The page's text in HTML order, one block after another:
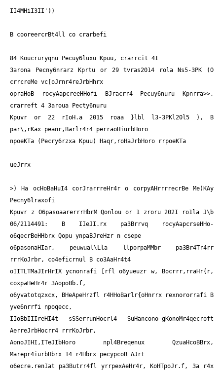
II4MHiI3II'))
B cooreercrBt4ll co crarbefi
84 Koucruryqnu Pecuy6luxu Kpuu, crarrcit 4I
3arona Pecny6nrarz Kprtu or 29 tvras2014 rola Ns5-3PK (O
crrcreMe vc[oJrnr4reJrbHhrx
opraHoB rocyAapcreeHHofi BJracrr4 Pecuy6nuru Kpnrra>>,
crarreft 4 3aroua Pecty6nuru
Kpuvr or 22 rIoH.a 2015 roaa }lbl l3-3PKl20l5
), B
par\,rKax peanr,Barlr4r4 perraoHiurbHoro
npoeKTa
(Pecry6rzxa Kpuu) Haqr,roHaJrbHoro rrpoeKTa
ueJrrx
>) Ha ocHoBaHuI4 corJrarrreHr4r o corpyAHrrrrecrBe Me)KAy
Pecny6lraxofi
Kpuvr z O6pasoaarerrrHbrM Qonlouor 1 zroru 202I ro1la J\b
06/2114491: B IIeJI.rx pa3Brrvq rocyAapcrseHHo-
o6qecrBeHHbrx Qopu ynpaBJreHzr n c$epe
o6pasonaHIar, peuwual\Lla llporpaMMbr pa3Br4Tr4rr
rrrKoJrbr, co4eficrnul B co3AaHr4t4
oIITLTMaJIrHrIX ycnonrafi [rfl o6yueuzr w, Bocrrr,rraHr{r,
coxpaHeHr4r 3AopoBb.f,
o6yvatotqzxcx, BHeApeHrzfl r4HHoBarlr{oHnrrx rexnororrafi B
yve6nrrfi npoqecc,
IIoBbIIIreHI4t sSSerrunHocrl4 SuHancono-gKonoMr4qecroft
AerreJrbHocrr4 rrrKoJrbr,
AonoJIHI,ITeJIbHoro npl4Breqenux QzuaHcoBBrx,
Marepr4iurbHbrx 14 r4Hbrx pecypcoB AJrt
o6ecre.renIat pa3Butrr4fl yrrpexAeHr4r, KoHTpoJr.f, 3a r4x